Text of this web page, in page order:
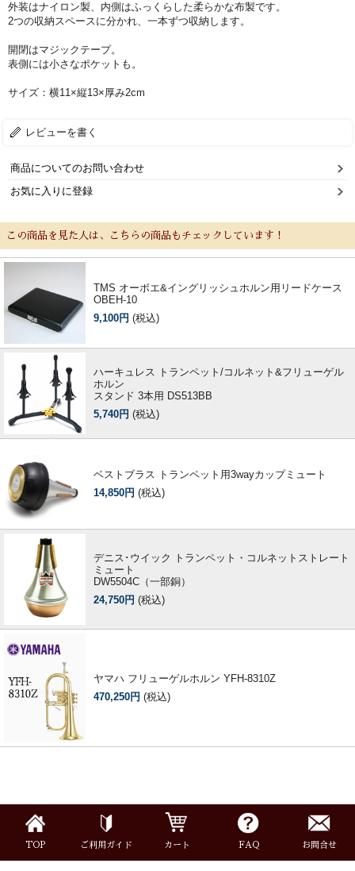
外装はナイロン製、内側はふっくらした柔らかな布製です。
2つの収納スペースに分かれ、一本ずつ収納します。
開閉はマジックテープ。
表側には小さなポケットも。
サイズ：横11×縦13×厚み2cm
レビューを書く
商品についてのお問い合わせ
お気に入りに登録
この商品を見た人は、こちらの商品もチェックしています！
TMS オーボエ&イングリッシュホルン用リードケース
OBEH-10
9,100円 (税込)
ハーキュレス トランペット/コルネット&フリューゲル
ホルン
スタンド 3本用 DS513BB
5,740円 (税込)
ベストブラス トランペット用3wayカップミュート
14,850円 (税込)
デニス･ウイック トランペット・コルネットストレート
ミュート
DW5504C（一部銅）
24,750円 (税込)
ヤマハ フリューゲルホルン YFH-8310Z
470,250円 (税込)
TOP ご利用ガイド カート FAQ お問合せ